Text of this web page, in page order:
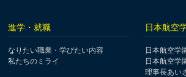
進学・就職
なりたい職業・学びたい内容
私たちのミライ
日本航空
日本航空学
日本航空学
理事長あい